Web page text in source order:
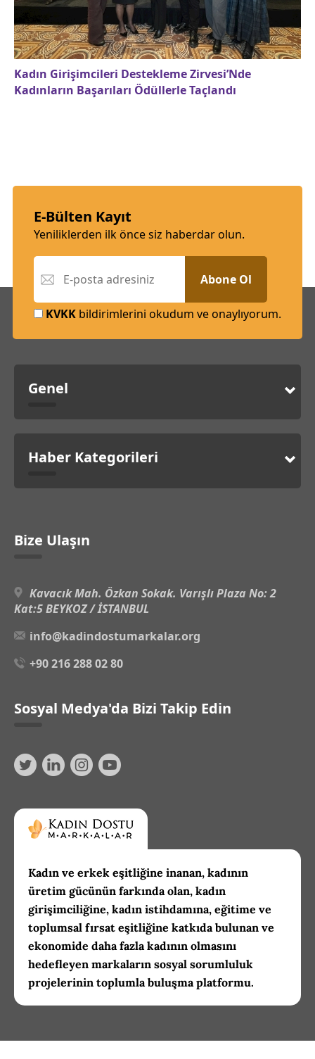
Kadın Girişimcileri Destekleme Zirvesi’Nde
Kadınların Başarıları Ödüllerle Taçlandı
E-Bülten Kayıt
Yeniliklerden ilk önce siz haberdar olun.
Abone Ol
KVKK bildirimlerini okudum ve onaylıyorum.
Genel
Haber Kategorileri
Bize Ulaşın
Kavacık Mah. Özkan Sokak. Varışlı Plaza No: 2
Kat:5 BEYKOZ / İSTANBUL
info@kadindostumarkalar.org
+90 216 288 02 80
Sosyal Medya'da Bizi Takip Edin
Kadın ve erkek eşitliğine inanan, kadının
üretim gücünün farkında olan, kadın
girişimciliğine, kadın istihdamına, eğitime ve
toplumsal fırsat eşitliğine katkıda bulunan ve
ekonomide daha fazla kadının olmasını
hedefleyen markaların sosyal sorumluluk
projelerinin toplumla buluşma platformu.